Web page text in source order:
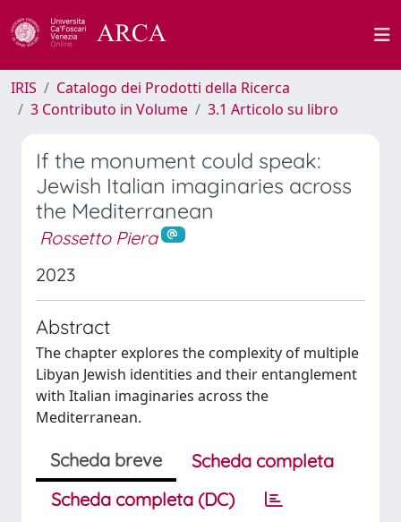
IRIS
Catalogo dei Prodotti della Ricerca
3 Contributo in Volume
3.1 Articolo su libro
If the monument could speak:
Jewish Italian imaginaries across
the Mediterranean
Rossetto Piera
2023
Abstract
The chapter explores the complexity of multiple
Libyan Jewish identities and their entanglement
with Italian imaginaries across the
Mediterranean.
Scheda breve
Scheda completa
Scheda completa (DC)